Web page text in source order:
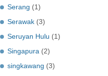
Serang (1)
Serawak (3)
Seruyan Hulu (1)
Singapura (2)
singkawang (3)